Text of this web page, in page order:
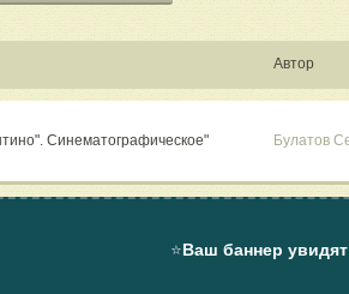
Автор
Синематографическое" Булатов
⭐Ваш баннер